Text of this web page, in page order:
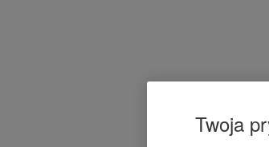
Twoja